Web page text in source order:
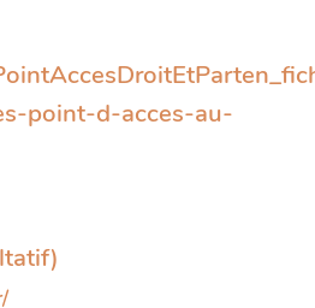
point-d-acces-au-